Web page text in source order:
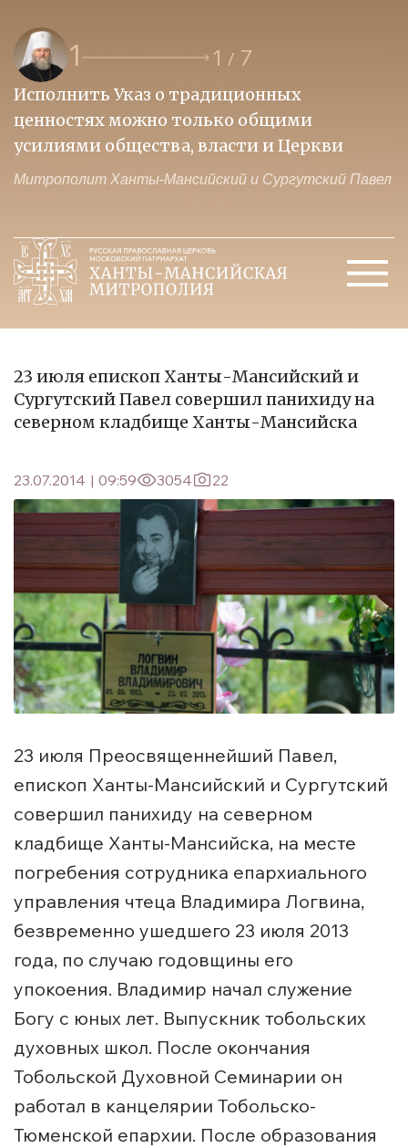
1 1 / 7
Исполнить Указ о традиционных
ценностях можно только общими
усилиями общества, власти и Церкви
Митрополит Ханты-Мансийский и Сургутский Павел
23 июля епископ Ханты-Мансийский и
Сургутский Павел совершил панихиду на
северном кладбище Ханты-Мансийска
23.07.2014 | 09:59 3054 22
23 июля Преосвященнейший Павел,
епископ Ханты-Мансийский и Сургутский
совершил панихиду на северном
кладбище Ханты-Мансийска, на месте
погребения сотрудника епархиального
управления чтеца Владимира Логвина,
безвременно ушедшего 23 июля 2013
года, по случаю годовщины его
упокоения. Владимир начал служение
Богу с юных лет. Выпускник тобольских
духовных школ. После окончания
Тобольской Духовной Семинарии он
работал в канцелярии Тобольско-
Тюменской епархии. После образования